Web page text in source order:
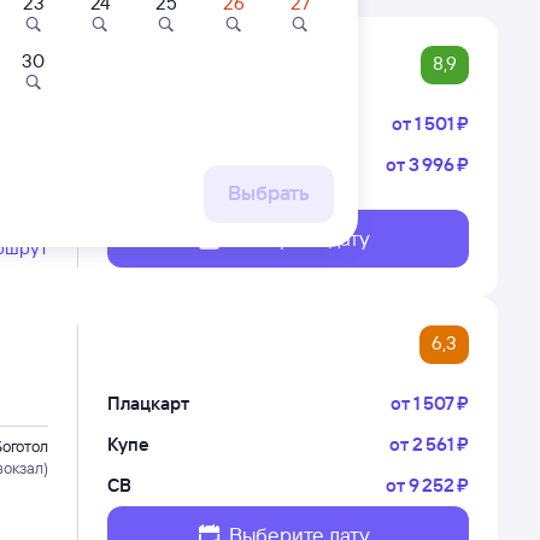
8,9
от1 ⁠501 ⁠₽
от3 ⁠996 ⁠₽
Выберите дату
6,3
Плацкарт от1 ⁠507 ⁠₽
Купе
от2 ⁠561 ⁠₽
СВ
от9 ⁠252 ⁠₽
Выберите дату
30
Выбрать